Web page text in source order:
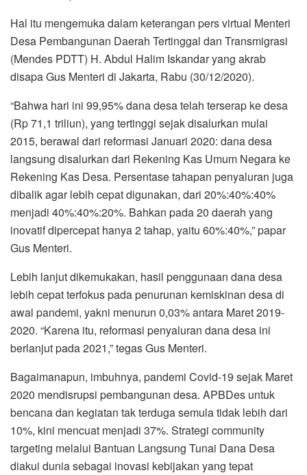
Hal itu mengemuka dalam keterangan pers virtual Menteri
Desa Pembangunan Daerah Tertinggal dan Transmigrasi
(Mendes PDTT) H. Abdul Halim Iskandar yang akrab
disapa Gus Menteri di Jakarta, Rabu (30/12/2020).
“Bahwa hari ini 99,95% dana desa telah terserap ke desa
(Rp 71,1 triliun), yang tertinggi sejak disalurkan mulai
2015, berawal dari reformasi Januari 2020: dana desa
langsung disalurkan dari Rekening Kas Umum Negara ke
Rekening Kas Desa. Persentase tahapan penyaluran juga
dibalik agar lebih cepat digunakan, dari 20%:40%:40%
menjadi 40%:40%:20%. Bahkan pada 20 daerah yang
inovatif dipercepat hanya 2 tahap, yaitu 60%:40%,” papar
Gus Menteri.
Lebih lanjut dikemukakan, hasil penggunaan dana desa
lebih cepat terfokus pada penurunan kemiskinan desa di
awal pandemi, yakni menurun 0,03% antara Maret 2019-
2020. “Karena itu, reformasi penyaluran dana desa ini
berlanjut pada 2021,” tegas Gus Menteri.
Bagaimanapun, imbuhnya, pandemi Covid-19 sejak Maret
2020 mendisrupsi pembangunan desa. APBDes untuk
bencana dan kegiatan tak terduga semula tidak lebih dari
10%, kini mencuat menjadi 37%. Strategi community
targeting melalui Bantuan Langsung Tunai Dana Desa
diakui dunia sebagai inovasi kebijakan yang tepat